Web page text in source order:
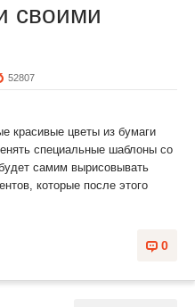
своими
52807
красивые цветы из бумаги
специальные шаблоны со
самим вырисовывать
которые после этого
0